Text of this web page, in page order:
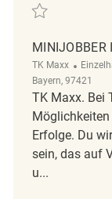
Minijobber im
TK Maxx
Bayern, 97421
TK Maxx. Bei
Erfolge. Du
sein, das auf
u...